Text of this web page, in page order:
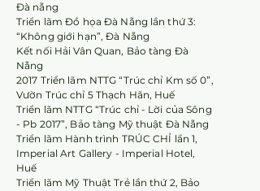
Đà nẵng
Triển lãm Đồ họa Đà Nẵng lần thứ 3:
“Không giới hạn”, Đà Nẵng
Kết nối Hải Vân Quan, Bảo tàng Đà
Nẵng
2017 Triển lãm NTTG “Trúc chỉ Km số 0”,
Vườn Trúc chỉ 5 Thạch Hãn, Huế
Triển lãm NTTG “Trúc chỉ - Lời của Sông
- Pb 2017”, Bảo tàng Mỹ thuật Đà Nẵng
Triển lãm Hành trình TRÚC CHỈ lần 1,
Imperial Art Gallery - Imperial Hotel,
Huế
Triển lãm Mỹ Thuật Trẻ lần thứ 2, Bảo